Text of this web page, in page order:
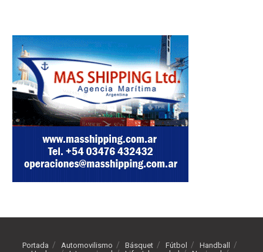
Portada Automovilismo Básquet Fútbol
Handball